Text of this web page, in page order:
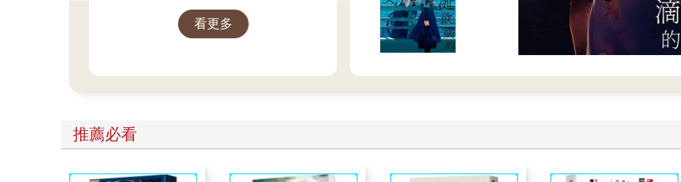
城鎮獨居的女高中生．比名子的
手，對她這麼說。
看更多
推薦必看